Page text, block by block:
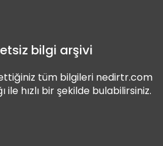
bilgi arşivi
tüm bilgileri nedirtr.com
ile hızlı bir şekilde bulabilirsiniz.